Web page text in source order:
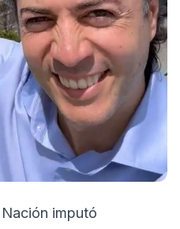
imputó